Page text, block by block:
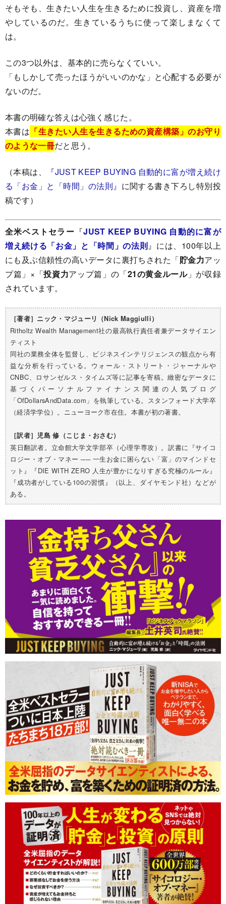
そもそも、生きたい人生を生きるために投資し、資産を増
やしているのだ。生きているうちに使って楽しまなくて
は。
この3つ以外は、基本的に売らなくていい。
「もしかして売ったほうがいいのかな」と心配する必要が
ないのだ。
本書の明確な答えは心強く感じた。
本書は 「生きたい人生を生きるための資産構築」のお守り
のような一冊だと思う。
（本稿は、
『JUST KEEP BUYING 自動的に富が増え続け
る「お金」と「時間」の法則』 に関する書き下ろし特別投
稿です）
全米ベストセラー 『JUST KEEP BUYING 自動的に富が
増え続ける「お金」と「時間」の法則』には、100年以上
にも及ぶ信頼性の高いデータに裏打ちされた「貯金力アッ
プ篇」×「投資力アップ篇」の「21の黄金ルール」が収録
されています。
［著者］ニック・マジューリ（Nick Maggiulli）
Ritholtz Wealth Management社の最高執行責任者兼データサイエン
ティスト
同社の業務全体を監督し、ビジネスインテリジェンスの観点から有
益な分析を行っている。ウォール・ストリート・ジャーナルや
CNBC、ロサンゼルス・タイムズ等に記事を寄稿。緻密なデータに
基づくパーソナルファイナンス関連の人気ブログ
「OfDollarsAndData.com」を執筆している。スタンフォード大学卒
（経済学学位）。ニューヨーク市在住。本書が初の著書。
［訳者］ 児島 修（こじま・おさむ）
英日翻訳者。立命館大学文学部卒（心理学専攻）。訳書に『サイコ
ロジー・オブ・マネー ── 一生お金に困らない「富」のマインドセ
ット』『DIE WITH ZERO 人生が豊かになりすぎる究極のルール』
『成功者がしている100の習慣』（以上、ダイヤモンド社）などが
ある。